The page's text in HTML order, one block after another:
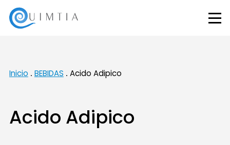
Inicio BEBIDAS Acido Adipico
Acido Adipico